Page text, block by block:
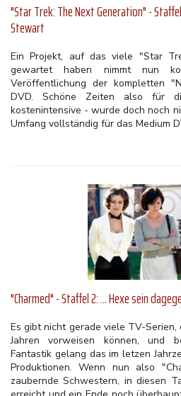
"Star Trek: The Next Generation" -
Stewart
Ein Projekt, auf das viele "Star
gewartet haben nimmt nun
Veröffentlichung der kompletten
DVD. Schöne Zeiten also für
kostenintensive - wurde doch noch
Umfang vollständig für das Medium
"Charmed" - Staffel 2: ... Hexe sein
Es gibt nicht gerade viele TV-
Jahren vorweisen können, und
Fantastik gelang das im letzen
Produktionen. Wenn nun also
zaubernde Schwestern, in diesen